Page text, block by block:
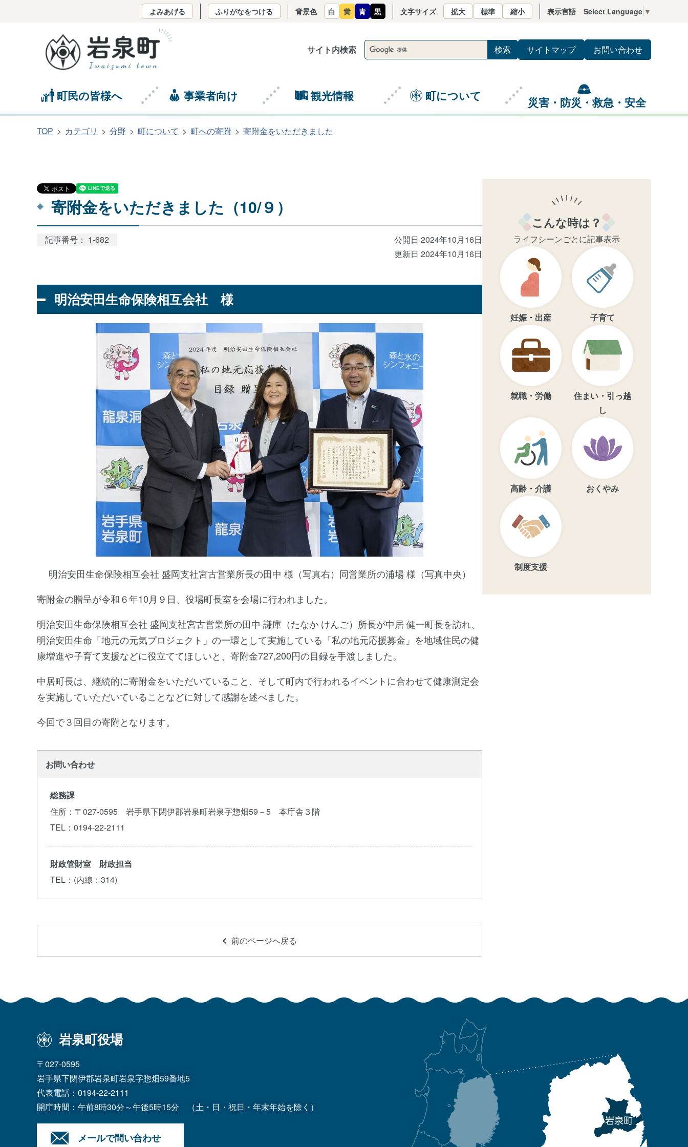
サイト内検索 サイトマップ お問い合わせ
町民の皆様へ 事業者向け 観光情報 町について 災害・防災・救急・安全
よみあげる ふりがなをつける 背景色 白 黄 青 黒 文字サイズ 拡大 標準 縮小 表示言語 Select Language ▼
TOP カテゴリ 分野 町について 町への寄附 寄附金をいただきました
寄附金をいただきました（10/９）
記事番号： 1-682
公開日 2024年10月16日
更新日 2024年10月16日
明治安田生命保険相互会社 様
明治安田生命保険相互会社 盛岡支社宮古営業所長の田中 様（写真右）同営業所の浦場 様（写真中央）
寄附金の贈呈が令和６年10月９日、役場町長室を会場に行われました。
明治安田生命保険相互会社 盛岡支社宮古営業所の田中 謙庫（たなか けんご）所長が中居 健一町長を訪れ、
明治安田生命「地元の元気プロジェクト」の一環として実施している「私の地元応援募金」を地域住民の健
康増進や子育て支援などに役立ててほしいと、寄附金727,200円の目録を手渡しました。
中居町長は、継続的に寄附金をいただいていること、そして町内で行われるイベントに合わせて健康測定会
を実施していただいていることなどに対して感謝を述べました。
今回で３回目の寄附となります。
お問い合わせ
総務課
住所 ：〒027-0595 岩手県下閉伊郡岩泉町岩泉字惣畑59－5 本庁舎３階
TEL ：0194-22-2111
財政管財室 財政担当
TEL ：(内線：314)
前のページへ戻る
こんな時は？
ライフシーンごとに記事表示
妊娠・出産 子育て
就職・労働
住まい・引っ越
し
高齢・介護 おくやみ
制度支援
岩泉町役場
〒027-0595
岩手県下閉伊郡岩泉町岩泉字惣畑59番地5
代表電話： 0194-22-2111
開庁時間：午前8時30分～午後5時15分
（土・日・祝日・年末年始を除く）
メールで問い合わせ